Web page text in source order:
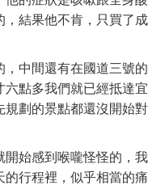
，結果他不肯，只買了成
中間還有在國道三號的
六點多我們就已經抵達宜
規劃的景點都還沒開始對
開始感到喉嚨怪怪的，我
行程裡，似乎相當的痛